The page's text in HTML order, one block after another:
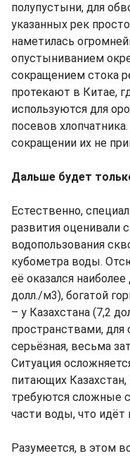
полупустыни, для
указанных рек
наметилась
опустыниванием
сокращением стока
протекают в Китае,
используются для
посевов
сокращении их не
Дальше будет
Естественно,
развития
водопользования
кубометра воды.
её оказался
долл./м3), богатой
– у Казахстана (7,2
пространствами,
серьёзная, весьма
Ситуация
питающих
требуются сложные
части воды, что
Разумеется, в этом